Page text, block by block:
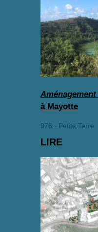
Aménagement
à Mayotte
976 - Petite Terre
LIRE